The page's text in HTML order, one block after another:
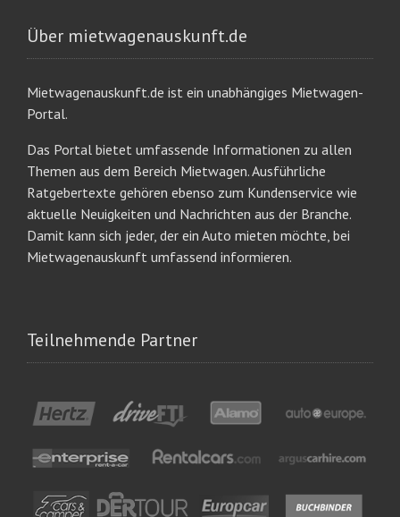
Über mietwagenauskunft.de
Mietwagenauskunft.de ist ein unabhängiges Mietwagen-
Portal.
Das Portal bietet umfassende Informationen zu allen
Themen aus dem Bereich Mietwagen. Ausführliche
Ratgebertexte gehören ebenso zum Kundenservice wie
aktuelle Neuigkeiten und Nachrichten aus der Branche.
Damit kann sich jeder, der ein Auto mieten möchte, bei
Mietwagenauskunft umfassend informieren.
Teilnehmende Partner